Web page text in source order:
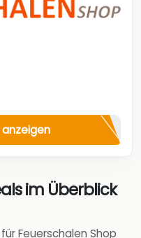
im Überblick
Feuerschalen Shop